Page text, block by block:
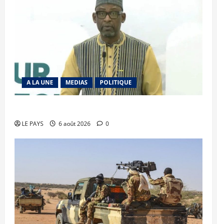
A LA UNE MEDIAS POLITIQUE
LE PAYS 6 août 2026 0